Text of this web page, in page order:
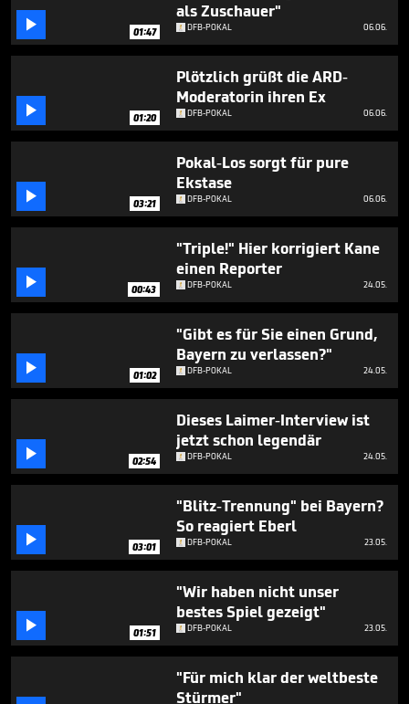
41
seconds
 01:47
als Zuschauer"
DFB-POKAL 06.06.
 01:20
Plötzlich grüßt die ARD-
Moderatorin ihren Ex
DFB-POKAL 06.06.
 03:21
Pokal-Los sorgt für pure
Ekstase
DFB-POKAL 06.06.
 00:43
"Triple!" Hier korrigiert Kane
einen Reporter
DFB-POKAL 24.05.
 01:02
"Gibt es für Sie einen Grund,
Bayern zu verlassen?"
DFB-POKAL 24.05.
 02:54
Dieses Laimer-Interview ist
jetzt schon legendär
DFB-POKAL 24.05.
 03:01
"Blitz-Trennung" bei Bayern?
So reagiert Eberl
DFB-POKAL 23.05.
 01:51
"Wir haben nicht unser
bestes Spiel gezeigt"
DFB-POKAL 23.05.
"Für mich klar der weltbeste
Stürmer"